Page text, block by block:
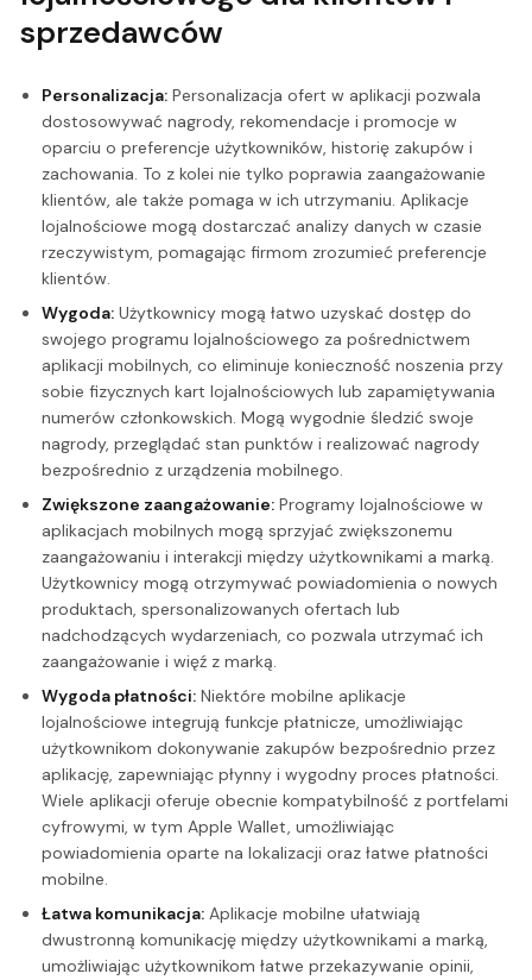
sprzedawców
Personalizacja:Personalizacja ofert w aplikacji pozwala
dostosowywać nagrody, rekomendacje i promocje w
oparciu o preferencje użytkowników, historię zakupów i
zachowania. To z kolei nie tylko poprawia zaangażowanie
klientów, ale także pomaga w ich utrzymaniu. Aplikacje
lojalnościowe mogą dostarczać analizy danych w czasie
rzeczywistym, pomagając firmom zrozumieć preferencje
klientów.
Wygoda:Użytkownicy mogą łatwo uzyskać dostęp do
swojego programu lojalnościowego za pośrednictwem
aplikacji mobilnych, co eliminuje konieczność noszenia przy
sobie fizycznych kart lojalnościowych lub zapamiętywania
numerów członkowskich. Mogą wygodnie śledzić swoje
nagrody, przeglądać stan punktów i realizować nagrody
bezpośrednio z urządzenia mobilnego.
Zwiększone zaangażowanie:Programy lojalnościowe w
aplikacjach mobilnych mogą sprzyjać zwiększonemu
zaangażowaniu i interakcji między użytkownikami a marką.
Użytkownicy mogą otrzymywać powiadomienia o nowych
produktach, spersonalizowanych ofertach lub
nadchodzących wydarzeniach, co pozwala utrzymać ich
zaangażowanie i więź z marką.
Wygoda płatności:Niektóre mobilne aplikacje
lojalnościowe integrują funkcje płatnicze, umożliwiając
użytkownikom dokonywanie zakupów bezpośrednio przez
aplikację, zapewniając płynny i wygodny proces płatności.
Wiele aplikacji oferuje obecnie kompatybilność z portfelami
cyfrowymi, w tym Apple Wallet, umożliwiając
powiadomienia oparte na lokalizacji oraz łatwe płatności
mobilne.
Łatwa komunikacja:Aplikacje mobilne ułatwiają
dwustronną komunikację między użytkownikami a marką,
umożliwiając użytkownikom łatwe przekazywanie opinii,